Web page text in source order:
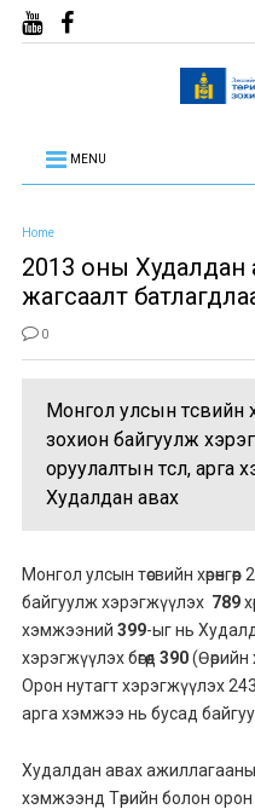
MENU
Home
2013 оны Худалдан
жагсаалт
0
Монгол улсын төсвийн
зохион байгуулж
оруулалтын төсөл,
Худалдан авах
Монгол улсын төсвийн
байгуулж хэрэгжүүлэх 789
хэмжээний 399-ыг нь
хэрэгжүүлэх бөгөөд 390
Орон нутагт хэрэгжүүлэх
арга хэмжээ нь бусад
Худалдан авах
хэмжээнд Төрийн болон орон